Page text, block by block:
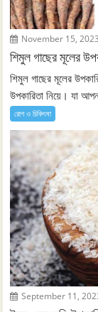
November 15, 2023
শিমুল গাছের মূলের
শিমুল গাছের মূলের
উপকারিতা নিয়ে। যা
রোগ ও চিকিৎসা
September 11,